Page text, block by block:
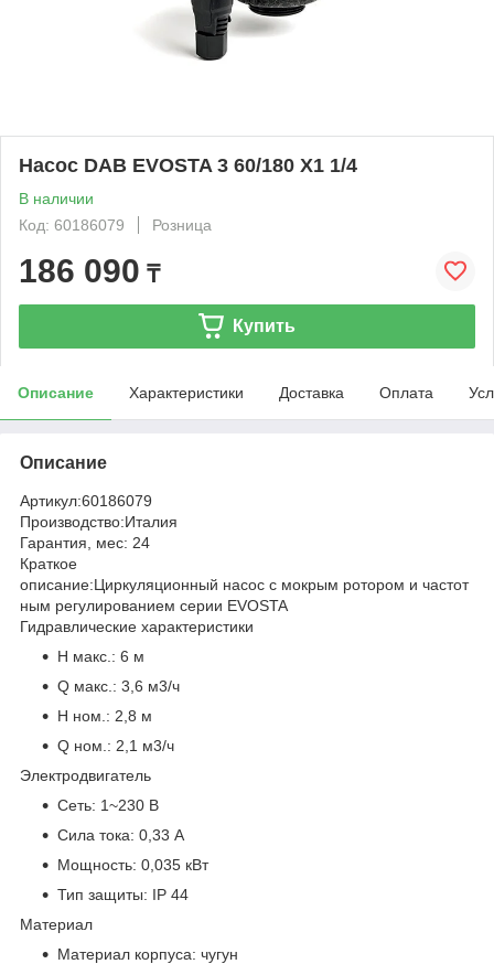
Насос DAB EVOSTA 3 60/180 X1 1/4
В наличии
Код: 60186079
Розница
186 090 ₸
Купить
Описание Характеристики Доставка Оплата
Описание
Артикул:60186079
Производство:Италия
Гарантия, мес: 24
Краткое
описание:Циркуляционный насос с мокрым ротором и частот
ным регулированием серии EVOSTA
Гидравлические характеристики
H макс.: 6 м
Q макс.: 3,6 м3/ч
H ном.: 2,8 м
Q ном.: 2,1 м3/ч
Электродвигатель
Сеть: 1~230 В
Сила тока: 0,33 А
Мощность: 0,035 кВт
Тип защиты: IP 44
Материал
Материал корпуса: чугун